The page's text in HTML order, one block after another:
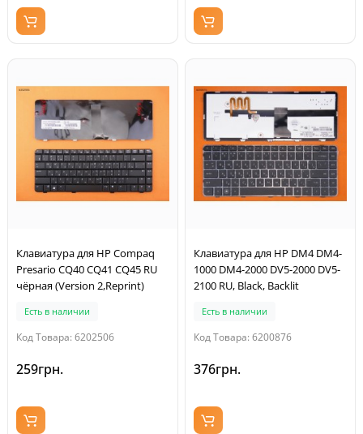
Клавиатура для HP Compaq
Presario CQ40 CQ41 CQ45 RU
чёрная (Version 2,Reprint)
Есть в наличии
Код Товара: 6202506
259грн.
Клавиатура для HP DM4 DM4-
1000 DM4-2000 DV5-2000 DV5-
2100 RU, Black, Backlit
Есть в наличии
Код Товара: 6200876
376грн.